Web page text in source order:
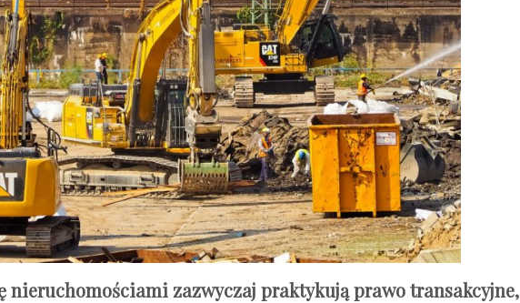
nieruchomościami zazwyczaj praktykują prawo transakcyjne,